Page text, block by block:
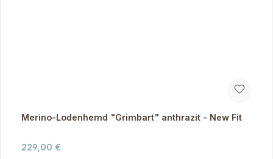
Merino-Lodenhemd "Grimbart" anthrazit - New Fit
Regulärer Preis:
229,00 €